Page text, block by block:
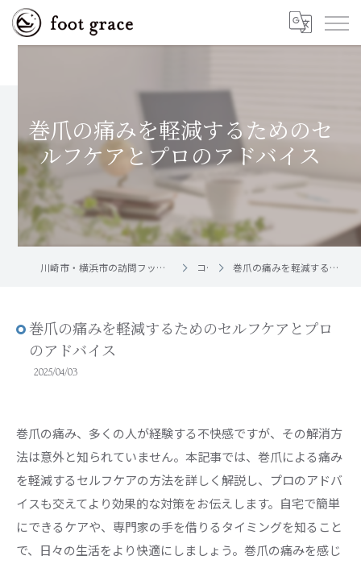
巻爪の痛みを軽減するためのセ
ルフケアとプロのアドバイス
川崎市・横浜市の訪問フットケア｜足と爪のお手入れ屋さん foot grace コラム 巻爪の痛みを軽減するためのセルフケアとプロのアドバイス
巻爪の痛みを軽減するためのセルフケアとプロ
のアドバイス
2025/04/03
巻爪の痛み、多くの人が経験する不快感ですが、その解消方
法は意外と知られていません。本記事では、巻爪による痛み
を軽減するセルフケアの方法を詳しく解説し、プロのアドバ
イスも交えてより効果的な対策をお伝えします。自宅で簡単
にできるケアや、専門家の手を借りるタイミングを知ること
で、日々の生活をより快適にしましょう。巻爪の痛みを感じ